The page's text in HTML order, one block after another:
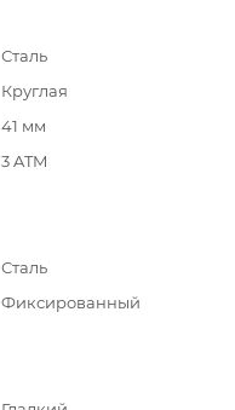
Сталь
Круглая
41 мм
3 ATM
Сталь
Фиксированный